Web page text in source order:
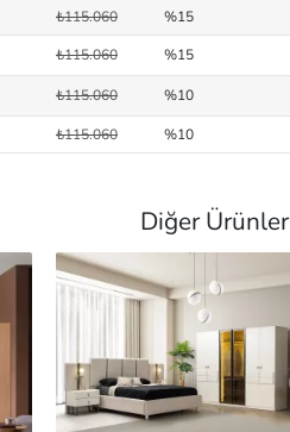
₺115.060 %15
₺115.060 %15
₺115.060 %10
₺115.060 %10
Diğer Ürünler